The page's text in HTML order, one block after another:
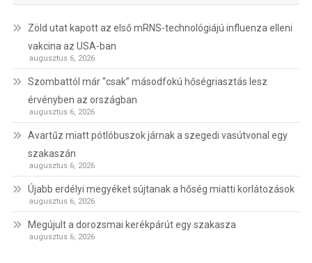
Zöld utat kapott az első mRNS-technológiájú influenza elleni
vakcina az USA-ban
augusztus 6, 2026
Szombattól már “csak” másodfokú hőségriasztás lesz
érvényben az országban
augusztus 6, 2026
Avartűz miatt pótlóbuszok járnak a szegedi vasútvonal egy
szakaszán
augusztus 6, 2026
Újabb erdélyi megyéket sújtanak a hőség miatti korlátozások
augusztus 6, 2026
Megújult a dorozsmai kerékpárút egy szakasza
augusztus 6, 2026